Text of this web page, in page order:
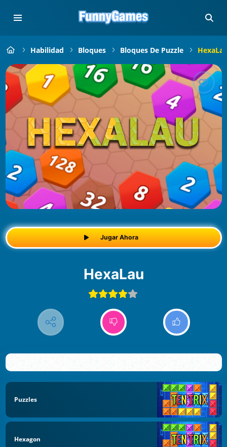
Habilidad Bloques Bloques De Puzzle
Jugar Ahora
HexaLau
Puzzles
Hexagon